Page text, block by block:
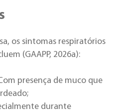
os sintomas respiratórios
(GAAPP, 2026a):
presença de muco que
durante